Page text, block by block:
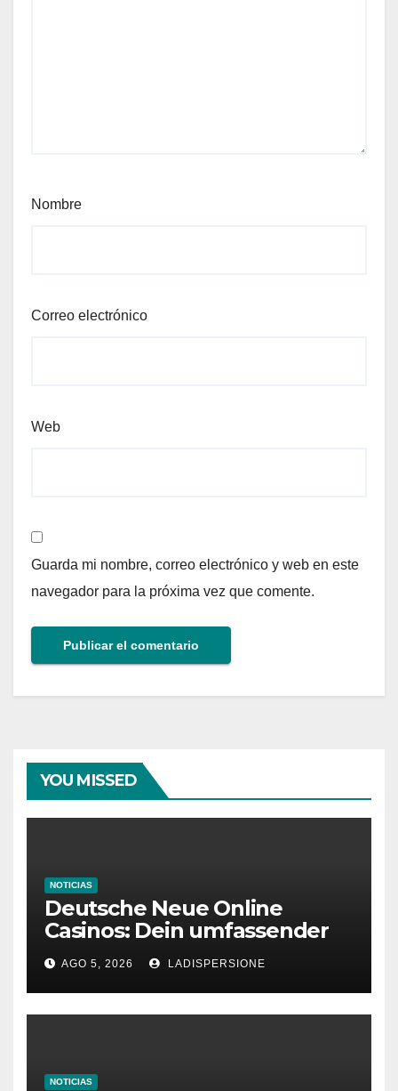
Nombre
Correo electrónico
Web
Guarda mi nombre, correo electrónico y web en este
navegador para la próxima vez que comente.
YOU MISSED
NOTICIAS
Deutsche Neue Online
Casinos: Dein umfassender
Ratgeber für moderne
Glücksspielplattformen
AGO 5, 2026 LADISPERSIONE
NOTICIAS